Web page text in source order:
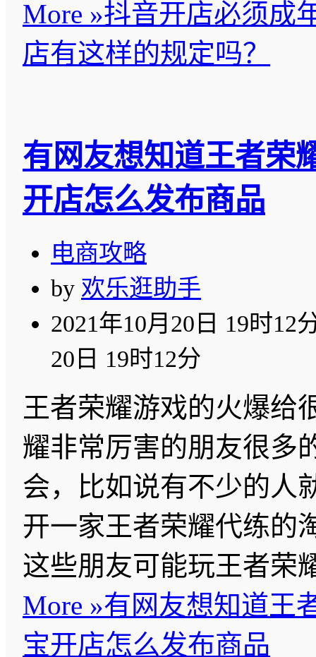
More »抖音开店必须成
店有这样的规定吗？
有网友想知道王者荣
开店怎么发布商品
电商攻略
by 欢乐逛助手
2021年10月20日 19时12
20日 19时12分
王者荣耀游戏的火爆给
耀非常厉害的朋友很多
会，比如说有不少的人
开一家王者荣耀代练的
这些朋友可能玩王者
More »有网友想知道王
宝开店怎么发布商品